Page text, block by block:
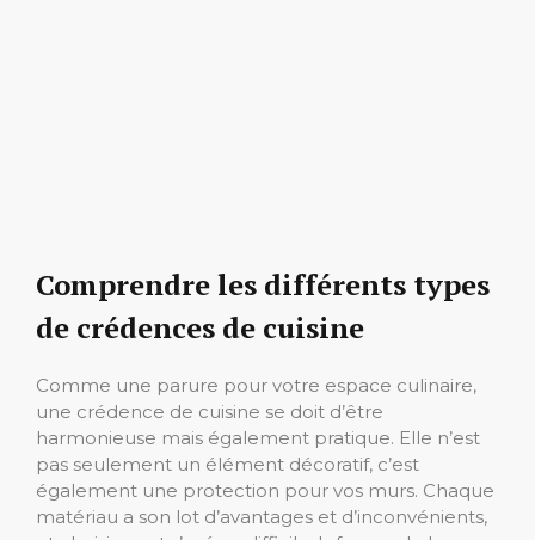
Comprendre les différents types
de crédences de cuisine
Comme une parure pour votre espace culinaire,
une crédence de cuisine se doit d’être
harmonieuse mais également pratique. Elle n’est
pas seulement un élément décoratif, c’est
également une protection pour vos murs. Chaque
matériau a son lot d’avantages et d’inconvénients,